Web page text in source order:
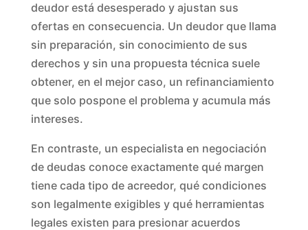
deudor está desesperado y ajustan sus
ofertas en consecuencia. Un deudor que llama
sin preparación, sin conocimiento de sus
derechos y sin una propuesta técnica suele
obtener, en el mejor caso, un refinanciamiento
que solo pospone el problema y acumula más
intereses.
En contraste, un especialista en negociación
de deudas conoce exactamente qué margen
tiene cada tipo de acreedor, qué condiciones
son legalmente exigibles y qué herramientas
legales existen para presionar acuerdos